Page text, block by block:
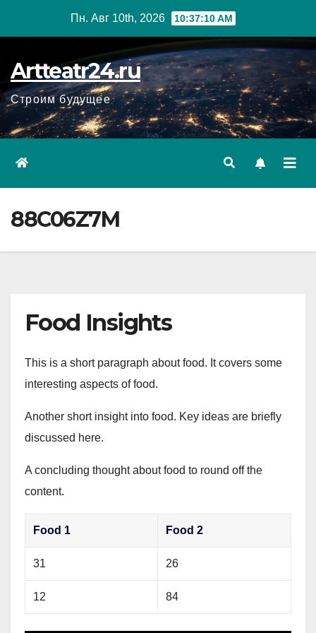
Пн. Авг 10th, 2026 10:37:11 AM
Artteatr24.ru
Строим будущее
88C06Z7M
Food Insights
This is a short paragraph about food. It covers some
interesting aspects of food.
Another short insight into food. Key ideas are briefly
discussed here.
A concluding thought about food to round off the
content.
Food 1 Food 2
31 26
12 84